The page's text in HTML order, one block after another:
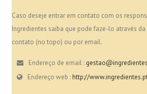
Caso deseje entrar em contato com os
Ingredientes saiba que pode faze-lo através
contato (no topo) ou por email.
Endereço de email :
Endereço web :http://